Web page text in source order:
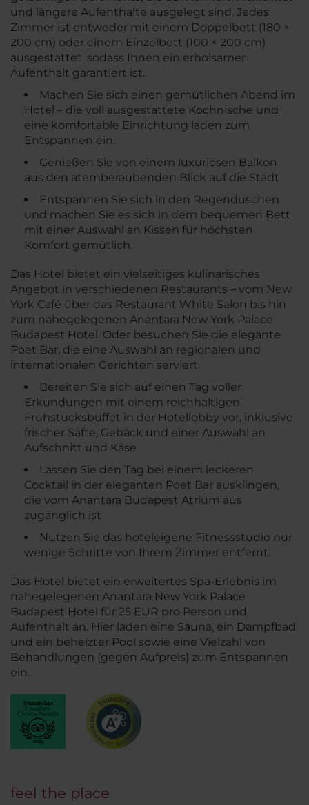
und längere Aufenthalte ausgelegt sind. Jedes
Zimmer ist entweder mit einem Doppelbett (180 ×
200 cm) oder einem Einzelbett (100 × 200 cm)
ausgestattet, sodass Ihnen ein erholsamer
Aufenthalt garantiert ist.
Machen Sie sich einen gemütlichen Abend im
Hotel – die voll ausgestattete Kochnische und
eine komfortable Einrichtung laden zum
Entspannen ein.
Genießen Sie von einem luxuriösen Balkon
aus den atemberaubenden Blick auf die Stadt
Entspannen Sie sich in den Regenduschen
und machen Sie es sich in dem bequemen Bett
mit einer Auswahl an Kissen für höchsten
Komfort gemütlich.
Das Hotel bietet ein vielseitiges kulinarisches
Angebot in verschiedenen Restaurants – vom New
York Café über das Restaurant White Salon bis hin
zum nahegelegenen Anantara New York Palace
Budapest Hotel. Oder besuchen Sie die elegante
Poet Bar, die eine Auswahl an regionalen und
internationalen Gerichten serviert.
Bereiten Sie sich auf einen Tag voller
Erkundungen mit einem reichhaltigen
Frühstücksbuffet in der Hotellobby vor, inklusive
frischer Säfte, Gebäck und einer Auswahl an
Aufschnitt und Käse
Lassen Sie den Tag bei einem leckeren
Cocktail in der eleganten Poet Bar ausklingen,
die vom Anantara Budapest Atrium aus
zugänglich ist
Nutzen Sie das hoteleigene Fitnessstudio nur
wenige Schritte von Ihrem Zimmer entfernt.
Das Hotel bietet ein erweitertes Spa-Erlebnis im
nahegelegenen Anantara New York Palace
Budapest Hotel für 25 EUR pro Person und
Aufenthalt an. Hier laden eine Sauna, ein Dampfbad
und ein beheizter Pool sowie eine Vielzahl von
Behandlungen (gegen Aufpreis) zum Entspannen
ein.
feel the place